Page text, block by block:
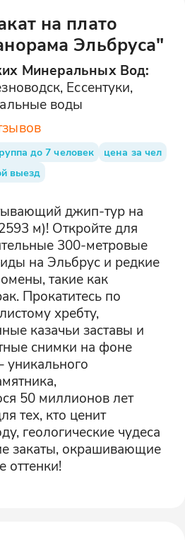
на плато
Эльбруса"
Минеральных Вод:
Ессентуки,
воды
до 7 человек
цена за чел
выезд
джип-тур на
м)! Откройте для
300-метровые
на Эльбрус и редкие
такие как
Прокатитесь по
хребту,
казачьи заставы и
снимки на фоне
50 миллионов лет
тех, кто ценит
геологические чудеса
закаты, окрашивающие
оттенки!